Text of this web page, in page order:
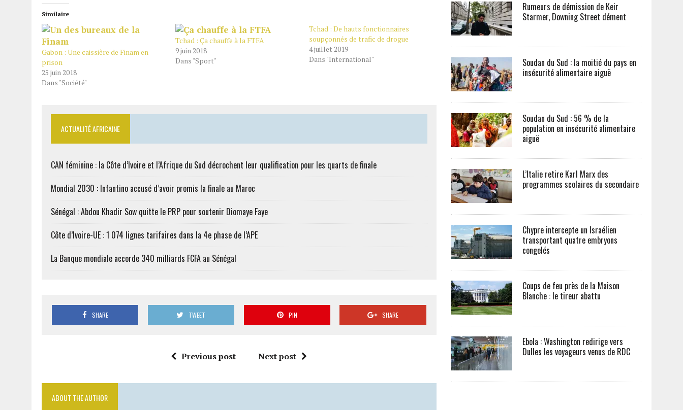
Similaire
Gabon : Une caissière de Finam en
prison
25 juin 2018
Dans "Société"
Tchad : Ça chauffe à la FTFA
9 juin 2018
Dans "Sport"
Tchad : De hauts fonctionnaires
soupçonnés de trafic de drogue
4 juillet 2019
Dans "International"
ACTUALITÉ AFRICAINE
CAN féminine : la Côte d’Ivoire et l’Afrique du Sud décrochent leur qualification pour les quarts de finale
Mondial 2030 : Infantino accusé d’avoir promis la finale au Maroc
Sénégal : Abdou Khadir Sow quitte le PRP pour soutenir Diomaye Faye
Côte d’Ivoire-UE : 1 074 lignes tarifaires dans la 4e phase de l’APE
La Banque mondiale accorde 340 milliards FCFA au Sénégal
SHARE TWEET PIN SHARE
Previous post Next post
ABOUT THE AUTHOR
Rumeurs de démission de Keir
Starmer, Downing Street dément
Soudan du Sud : la moitié du pays en
insécurité alimentaire aiguë
Soudan du Sud : 56 % de la
population en insécurité alimentaire
aiguë
L’Italie retire Karl Marx des
programmes scolaires du secondaire
Chypre intercepte un Israélien
transportant quatre embryons
congelés
Coups de feu près de la Maison
Blanche : le tireur abattu
Ebola : Washington redirige vers
Dulles les voyageurs venus de RDC